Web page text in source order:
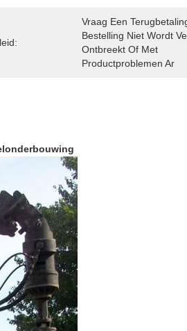
Vraag Een
Bestelling Niet Wordt
Ontbreekt Of Met
Productproblemen Ar